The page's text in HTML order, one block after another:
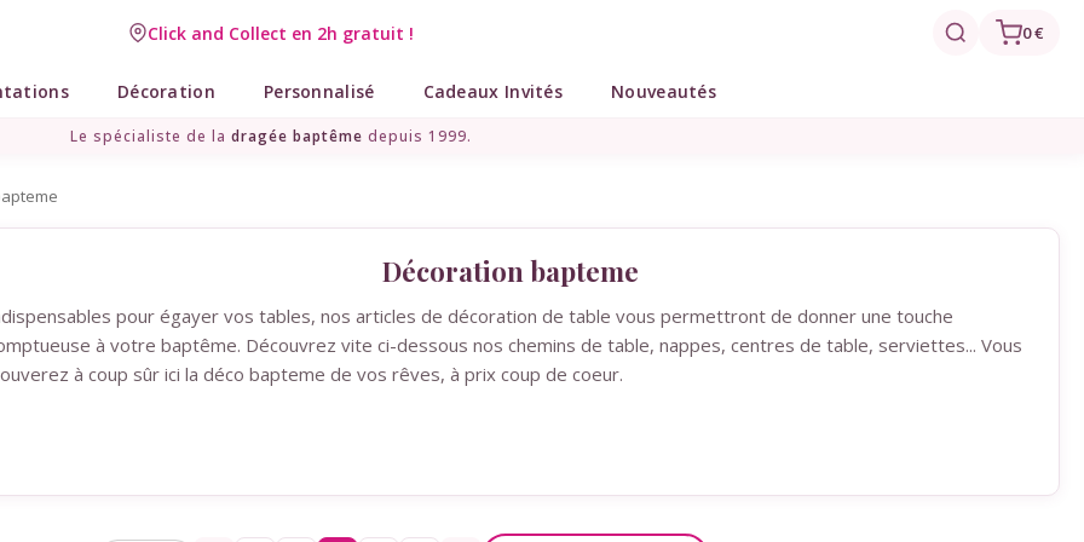
Click and Collect en 2h gratuit ! 0 €
Décoration Personnalisé Cadeaux Invités Nouveautés
Le spécialiste de la dragée baptême depuis 1999.
Décoration bapteme
pour égayer vos tables, nos articles de décoration de table vous permettront de donner une touche
à votre baptême. Découvrez vite ci-dessous nos chemins de table, nappes, centres de table, serviettes... Vous
à coup sûr ici la déco bapteme de vos rêves, à prix coup de coeur.